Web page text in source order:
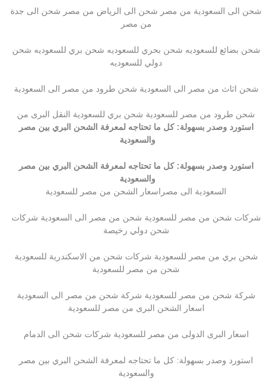
شحن الى السعودية من مصر شحن الى الرياض من مصر شحن الى جدة
من مصر
شحن بضائع للسعوديه شحن بحري للسعوديه شحن بري للسعوديه شحن
دولي للسعوديه
شحن اثاث من مصر الى السعودية شحن طرود من مصر الى السعودية
شحن طرود من مصر للسعودية شحن بري للسعودية النقل البرى من
استورد وصدر بسهولة: كل ما تحتاجه لمعرفة الشحن البري بين مصر
والسعودية
استورد وصدر بسهولة: كل ما تحتاجه لمعرفة الشحن البري بين مصر
والسعودية
السعودية الى مصراسعار الشحن من مصر للسعودية
شركات شحن من مصر للسعودية شحن من مصر الى السعودية شركات
شحن دولي رخيصة
شحن بري من مصر للسعودية شركات شحن من الاسكندرية للسعودية
شحن من مصر للسعودية
شركة شحن من مصر للسعودية شركة شحن من مصر الى السعودية
اسعار الشحن البرى من مصر للسعودية
اسعار البرى الدولى من مصر للسعودية شركات شحن الى الدمام
استورد وصدر بسهولة: كل ما تحتاجه لمعرفة الشحن البري بين مصر
والسعودية